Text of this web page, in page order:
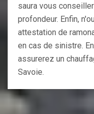
saura vous
profondeur. Enfin,
attestation de
en cas de sinistre.
assurerez un
Savoie.